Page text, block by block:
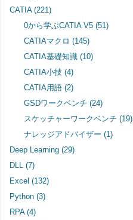
CATIA (221)
0から学ぶCATIA V5(51)
CATIAマクロ(145)
CATIA基礎知識(10)
CATIA小技(4)
CATIA用語(2)
GSDワークベンチ(24)
スケッチャーワークベンチ(19)
ナレッジアドバイザー(1)
Deep Learning (29)
DLL (7)
Excel (132)
Python (3)
RPA (4)